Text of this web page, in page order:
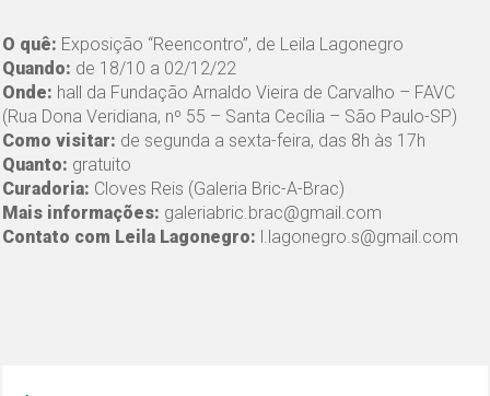
O quê: Exposição “Reencontro”, de Leila Lagonegro
Quando: de 18/10 a 02/12/22
Onde: hall da Fundação Arnaldo Vieira de Carvalho – FAVC
(Rua Dona Veridiana, nº 55 – Santa Cecília – São Paulo-SP)
Como visitar: de segunda a sexta-feira, das 8h às 17h
Quanto: gratuito
Curadoria: Cloves Reis (Galeria Bric-A-Brac)
Mais informações: galeriabric.brac@gmail.com
Contato com Leila Lagonegro: l.lagonegro.s@gmail.com